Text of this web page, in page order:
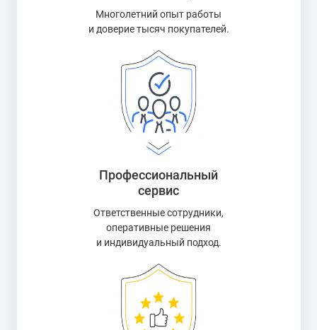
Многолетний опыт работы
и доверие тысяч покупателей.
Профессиональный
сервис
Ответственные сотрудники,
оперативные решения
и индивидуальный подход.